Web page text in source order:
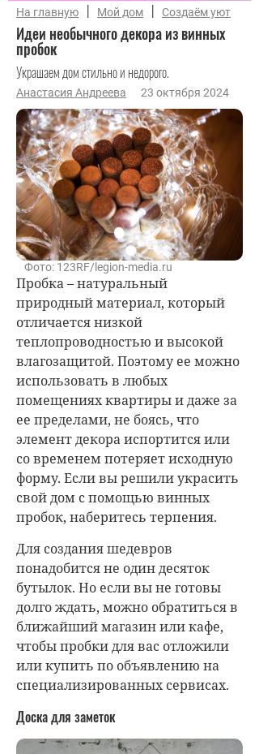
На главную | Мой дом | Создаём уют
Идеи необычного декора из винных
пробок
Украшаем дом стильно и недорого.
Анастасия Андреева 23 октября 2024
Фото: 123RF/legion-media.ru
Пробка – натуральный
природный материал, который
отличается низкой
теплопроводностью и высокой
влагозащитой. Поэтому ее можно
использовать в любых
помещениях квартиры и даже за
ее пределами, не боясь, что
элемент декора испортится или
со временем потеряет исходную
форму. Если вы решили украсить
свой дом с помощью винных
пробок, наберитесь терпения.
Для создания шедевров
понадобится не один десяток
бутылок. Но если вы не готовы
долго ждать, можно обратиться в
ближайший магазин или кафе,
чтобы пробки для вас отложили
или купить по объявлению на
специализированных сервисах.
Доска для заметок